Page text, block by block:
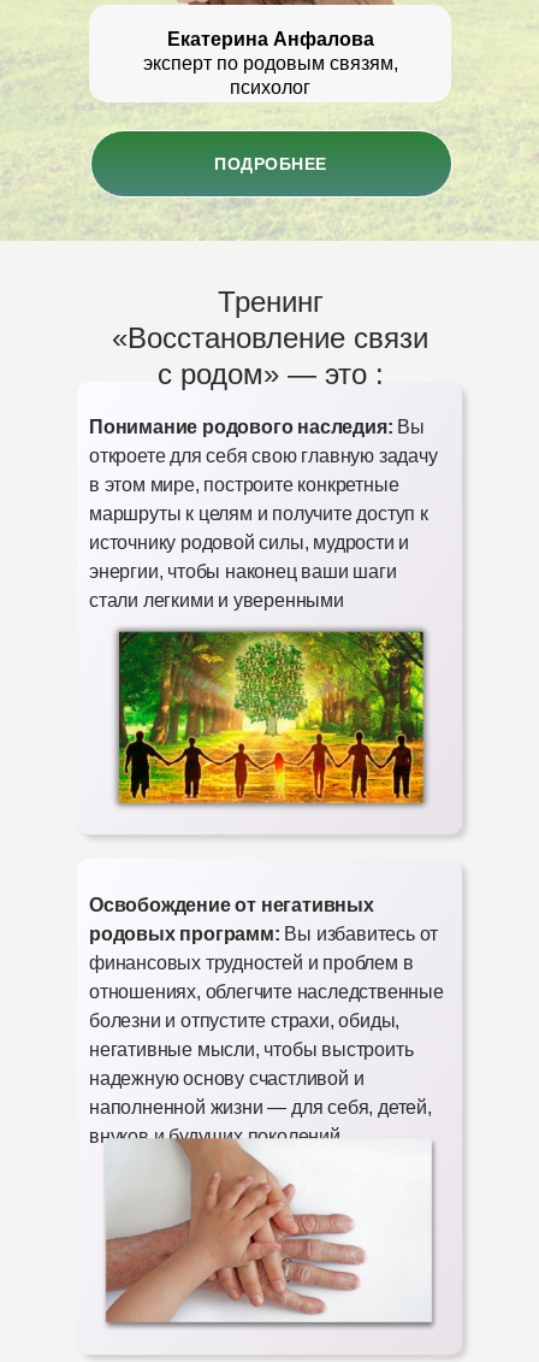
Екатерина Анфалова
эксперт по родовым связям,
психолог
ПОДРОБНЕЕ
Понимание родового наследия: Вы
откроете для себя свою главную задачу
в этом мире, построите конкретные
маршруты к целям и получите доступ к
источнику родовой силы, мудрости и
энергии, чтобы наконец ваши шаги
стали легкими и уверенными
Освобождение от негативных
родовых программ: Вы избавитесь от
финансовых трудностей и проблем в
отношениях, облегчите наследственные
болезни и отпустите страхи, обиды,
негативные мысли, чтобы выстроить
надежную основу счастливой и
наполненной жизни — для себя, детей,
внуков и будущих поколений
Тренинг
«Восстановление связи
с родом» — это :